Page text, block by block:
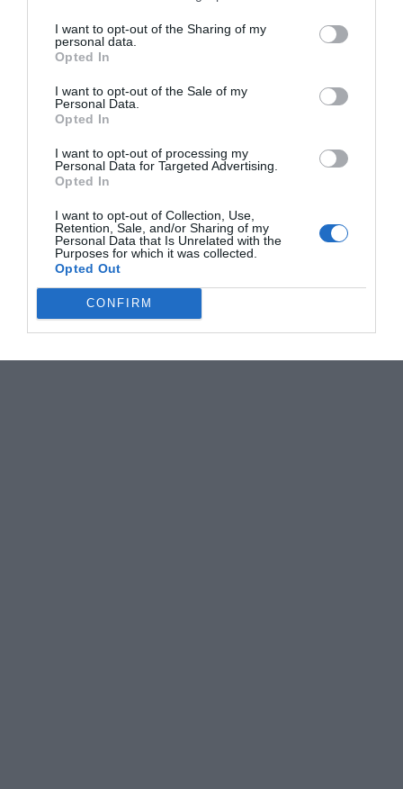
I want to opt-out of the Sharing of my
personal data.
Opted In
I want to opt-out of the Sale of my
Personal Data.
Opted In
I want to opt-out of processing my
Personal Data for Targeted Advertising.
Opted In
I want to opt-out of Collection, Use,
Retention, Sale, and/or Sharing of my
Personal Data that Is Unrelated with the
Purposes for which it was collected.
Opted Out
CONFIRM